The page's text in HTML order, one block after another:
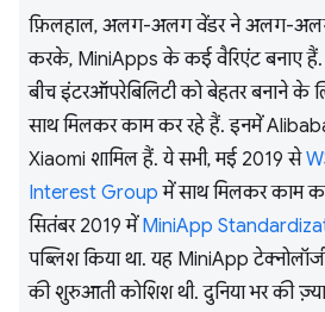
फ़िलहाल, अलग-अलग वेंडर ने अलग-
करके, MiniApps के कई वैरिएंट बनाए
बीच इंटरऑपरेबिलिटी को बेहतर बनाने के
साथ मिलकर काम कर रहे हैं. इनमें
Xiaomi शामिल हैं. ये सभी, मई 2019 से
Interest Group में साथ मिलकर काम
सितंबर 2019 मेंMiniApp
पब्लिश किया था. यह MiniApp
की शुरुआती कोशिश थी. दुनिया भर की